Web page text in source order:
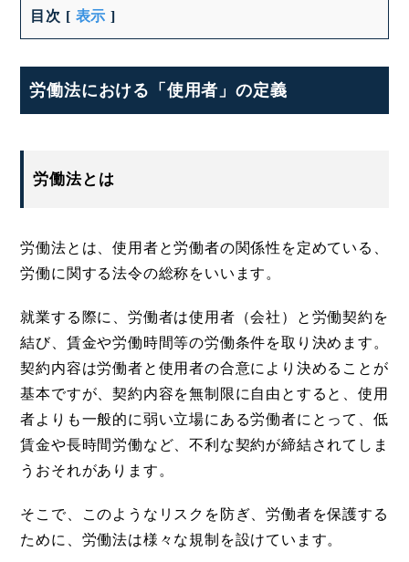
目次 [ 表示 ]
労働法における「使用者」の定義
労働法とは
労働法とは、使用者と労働者の関係性を定めている、
労働に関する法令の総称をいいます。
就業する際に、労働者は使用者（会社）と労働契約を
結び、賃金や労働時間等の労働条件を取り決めます。
契約内容は労働者と使用者の合意により決めることが
基本ですが、契約内容を無制限に自由とすると、使用
者よりも一般的に弱い立場にある労働者にとって、低
賃金や長時間労働など、不利な契約が締結されてしま
うおそれがあります。
そこで、このようなリスクを防ぎ、労働者を保護する
ために、労働法は様々な規制を設けています。